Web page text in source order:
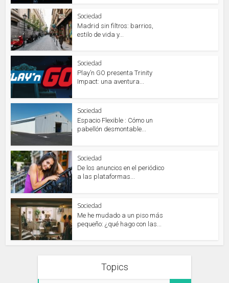
Sociedad
Madrid sin filtros: barrios,
estilo de vida y...
Sociedad
Play’n GO presenta Trinity
Impact: una aventura...
Sociedad
Espacio Flexible : Cómo un
pabellón desmontable...
Sociedad
De los anuncios en el periódico
a las plataformas...
Sociedad
Me he mudado a un piso más
pequeño: ¿qué hago con las...
Topics